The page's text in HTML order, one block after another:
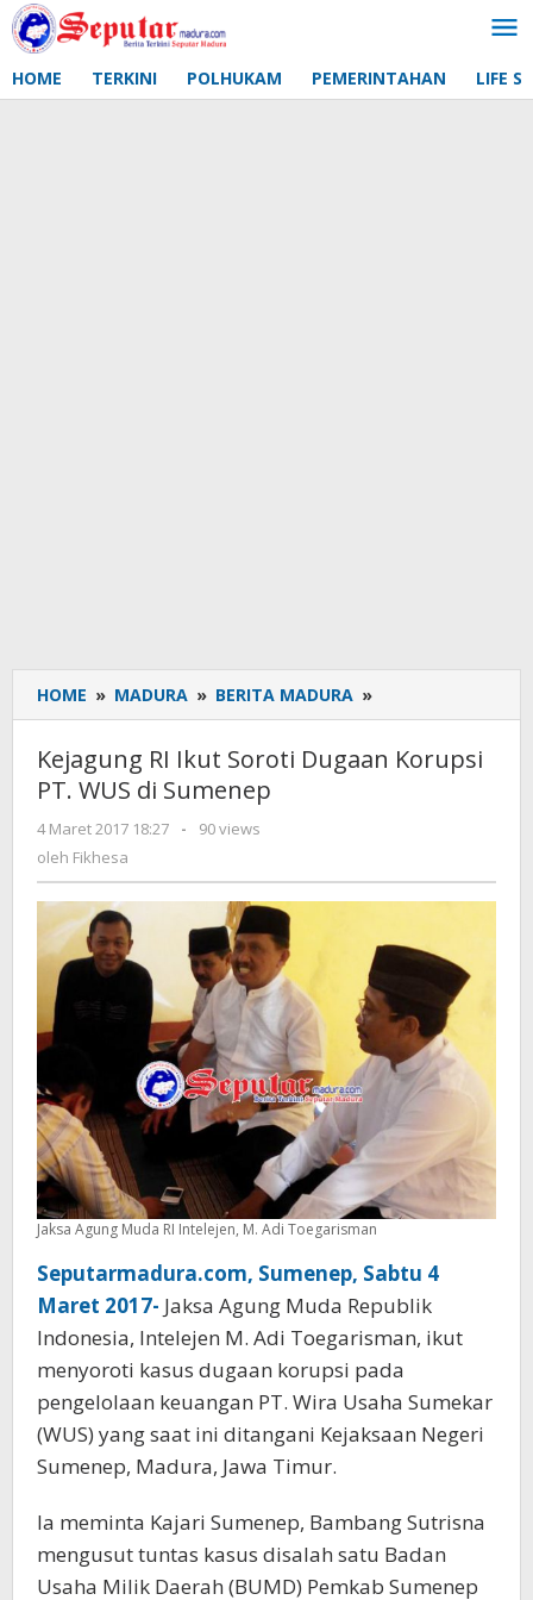
Lewati
ke
HOME TERKINI POLHUKAM PEMERINTAHAN LIFE
HOME » MADURA » BERITA MADURA »
RI
Soroti
Kejagung RI Ikut Soroti Dugaan Korupsi
PT. WUS di Sumenep
4 Maret 2017 18:27
oleh
-
90 views
oleh Fikhesa
Jaksa Agung Muda RI Intelejen, M. Adi Toegarisman
Seputarmadura.com, Sumenep, Sabtu 4
Maret 2017- Jaksa Agung Muda Republik
Indonesia, Intelejen M. Adi Toegarisman, ikut
menyoroti kasus dugaan korupsi pada
pengelolaan keuangan PT. Wira Usaha Sumekar
(WUS) yang saat ini ditangani Kejaksaan Negeri
Sumenep, Madura, Jawa Timur.
Ia meminta Kajari Sumenep, Bambang Sutrisna
mengusut tuntas kasus disalah satu Badan
Usaha Milik Daerah (BUMD) Pemkab Sumenep